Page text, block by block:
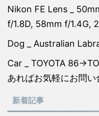
Nikon FE Lens _
f/1.8D, 58mm f/1.4G,
Dog _ Australian
Car _ TOYOTA
あればお気軽にお問
新着記事